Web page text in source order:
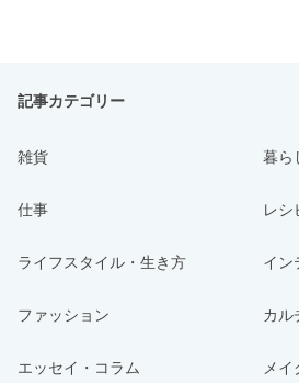
記事カテゴリー
雑貨 暮ら
仕事 レシ
ライフスタイル・生き方 イン
ファッション カル
エッセイ・コラム メ